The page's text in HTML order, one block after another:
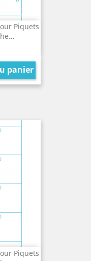
Piquets
panier
Piquets